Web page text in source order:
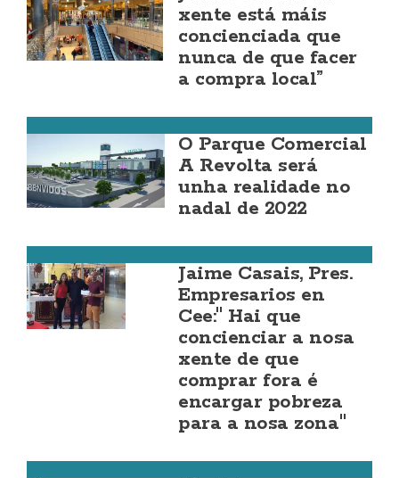
xente está máis
concienciada que
nunca de que facer
a compra local”
O Parque Comercial
A Revolta será
unha realidade no
nadal de 2022
Jaime Casais, Pres.
Empresarios en
Cee:" Hai que
concienciar a nosa
xente de que
comprar fora é
encargar pobreza
para a nosa zona"